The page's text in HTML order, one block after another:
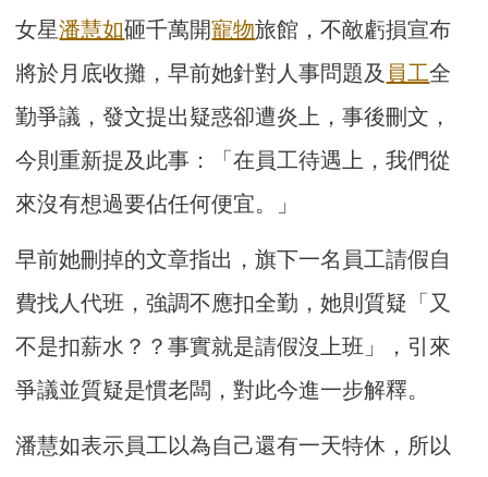
女星潘慧如砸千萬開寵物旅館，不敵虧損宣布
將於月底收攤，早前她針對人事問題及 員工全
勤爭議，發文提出疑惑卻遭炎上，事後刪文，
今則重新提及此事：「在員工待遇上，我們從
來沒有想過要佔任何便宜。」
早前她刪掉的文章指出，旗下一名員工請假自
費找人代班，強調不應扣全勤，她則質疑「又
不是扣薪水？？事實就是請假沒上班」，引來
爭議並質疑是慣老闆，對此今進一步解釋。
潘慧如表示員工以為自己還有一天特休，所以